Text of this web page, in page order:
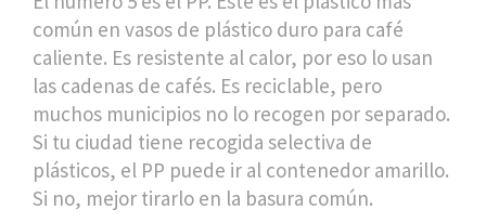
común en vasos de plástico duro para café
caliente. Es resistente al calor, por eso lo usan
las cadenas de cafés. Es reciclable, pero
muchos municipios no lo recogen por separado.
Si tu ciudad tiene recogida selectiva de
plásticos, el PP puede ir al contenedor amarillo.
Si no, mejor tirarlo en la basura común.